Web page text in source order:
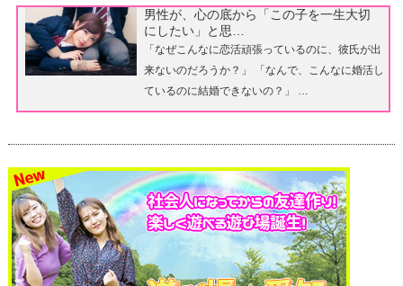
男性が、心の底から「この子を一生大切
にしたい」と思…
「なぜこんなに恋活頑張っているのに、彼氏が出
来ないのだろうか？」 「なんで、こんなに婚活し
ているのに結婚できないの？」 …